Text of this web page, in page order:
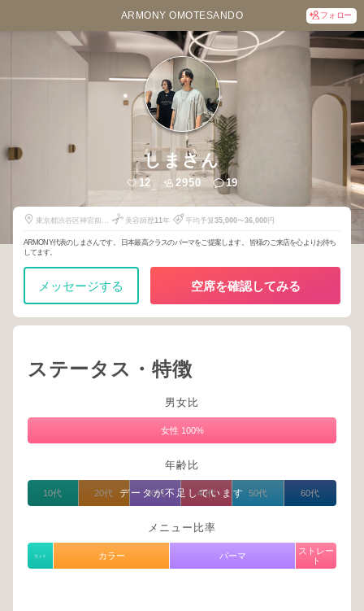
ARMONY OMOTESANDO フォロー
しまさん
12 2950 19
東京都渋谷区神宮前5-
美容師歴11年 平均予算35,000〜36,000円
ARMONY代表のしまさんです。 日本最高クラスのパーマをご提案します。 皆様のご来店を心よりお待ち
してます。
メッセージする 空席を確認してみる
ステータス・特徴
男女比
女性 100%
年齢比
データが不足しています
10代 20代 30代 40代 50代 60代
メニュー比率
カット カラー パーマ
ストレー
ト